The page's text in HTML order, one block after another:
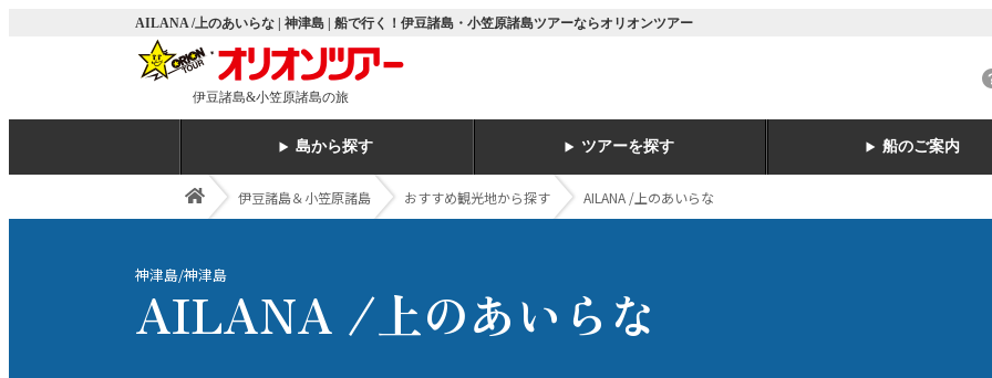
AILANA /上のあいらな | 神津島 | 船で行く！伊豆諸島・小笠原諸島ツアーならオリオンツアー
伊豆諸島&小笠原諸島の旅
島から探す ツアーを探す 船のご案内
伊豆諸島＆小笠原諸島 おすすめ観光地から探す AILANA /上のあいらな
神津島/神津島
AILANA /上のあいらな